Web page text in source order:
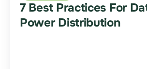
7 Best Practices For
Power Distribution